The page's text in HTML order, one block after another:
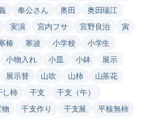
奉公さん 奥田
奥田瑞江
実演 宮内フサ 宮野良治
寅
椿 寒波 小学校
小学生
小物入れ 小皿 小鉢
展示
展示替 山吹 山柿
山茶花
し柿 干支
干支（午）
干支作り 干支展
平核無柿